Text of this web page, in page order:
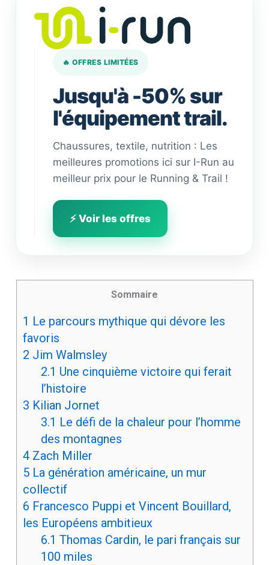
🔥 OFFRES LIMITÉES
Jusqu'à -50% sur
l'équipement trail.
Chaussures, textile, nutrition : Les
meilleures promotions ici sur I-Run au
meilleur prix pour le Running & Trail !
⚡ Voir les offres
Sommaire
1 Le parcours mythique qui dévore les
favoris
2 Jim Walmsley
2.1 Une cinquième victoire qui ferait
l’histoire
3 Kilian Jornet
3.1 Le défi de la chaleur pour l’homme
des montagnes
4Zach Miller
5La génération américaine, un mur
collectif
6 Francesco Puppi et Vincent Bouillard,
les Européens ambitieux
6.1 Thomas Cardin, le pari français sur
100 miles